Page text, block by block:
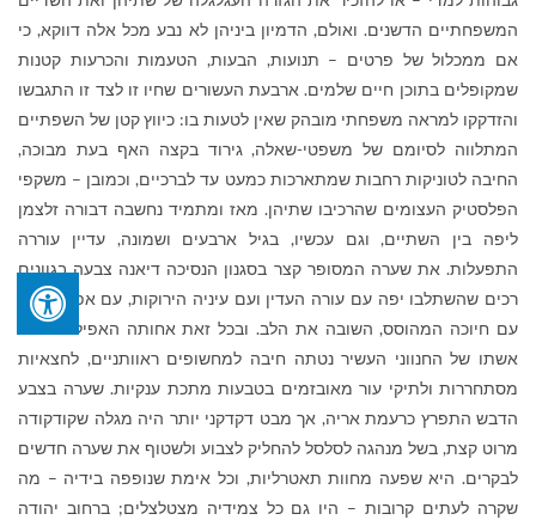
המשפחתיים הדשנים. ואולם, הדמיון ביניהן לא נבע מכל אלה דווקא, כי
אם ממכלול של פרטים – תנועות, הבעות, הטעמות והכרעות קטנות
שמקופלים בתוכן חיים שלמים. ארבעת העשורים שחיו זו לצד זו התגבשו
והזדקקו למראה משפחתי מובהק שאין לטעות בו: כיווץ קטן של השפתיים
המתלווה לסיומם של משפטי-שאלה, גירוד בקצה האף בעת מבוכה,
החיבה לטוניקות רחבות שמתארכות כמעט עד לברכיים, וכמובן – משקפי
הפלסטיק העצומים שהרכיבו שתיהן. מאז ומתמיד נחשבה דבורה זלצמן
ליפה בין השתיים, וגם עכשיו, בגיל ארבעים ושמונה, עדיין עוררה
התפעלות. את שערה המסופר קצר בסגנון הנסיכה דיאנה צבעה בגוונים
רכים שהשתלבו יפה עם עורה העדין ועם עיניה הירוקות, עם אפה הקטן,
עם חיוכה המהוסס, השובה את הלב. ובכל זאת אחותה האפילה עליה:
אשתו של החנווני העשיר נטתה חיבה למחשופים ראוותניים, לחצאיות
מסתחררות ולתיקי עור מאובזמים בטבעות מתכת ענקיות. שערה בצבע
הדבש התפרץ כרעמת אריה, אך מבט דקדקני יותר היה מגלה שקודקודה
מרוט קצת, בשל מנהגה לסלסל להחליק לצבוע ולשטוף את שערה חדשים
לבקרים. היא שפעה מחוות תאטרליות, וכל אימת שנופפה בידיה – מה
שקרה לעתים קרובות – היו גם כל צמידיה מצטלצלים; ברחוב יהודה